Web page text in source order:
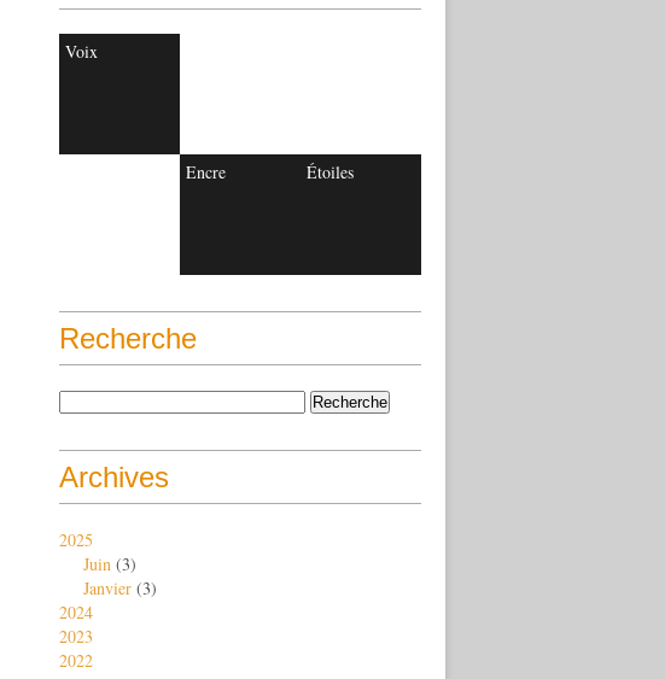
Voix
Encre Étoiles
Recherche
Archives
2025
Juin (3)
Janvier (3)
2024
2023
2022